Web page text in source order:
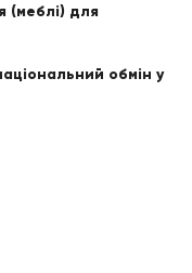
(меблі) для
обмін у